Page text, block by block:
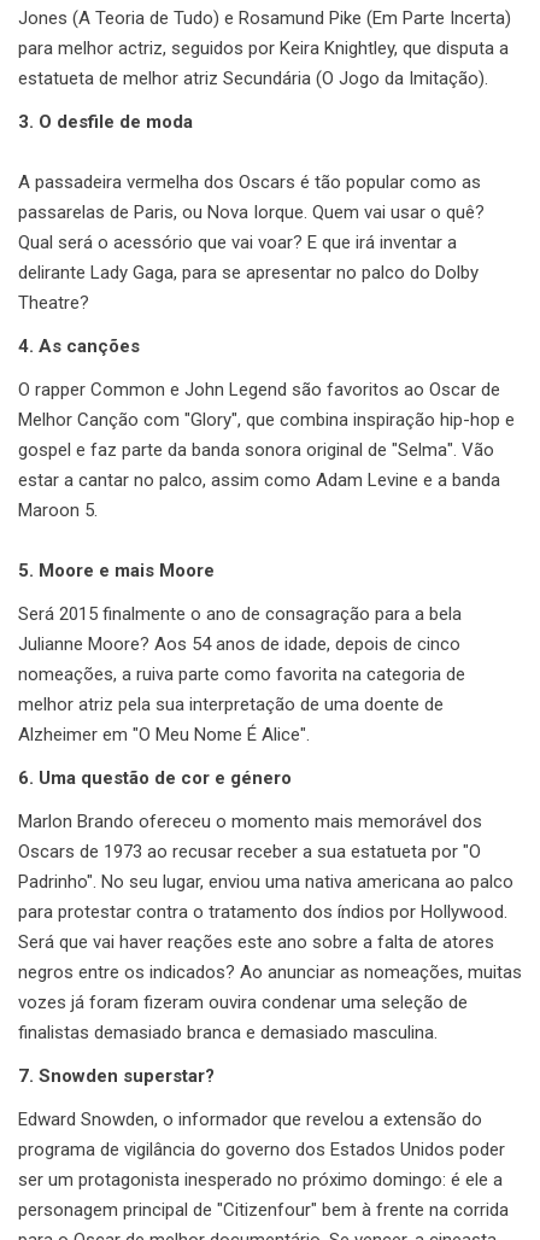
Jones (A Teoria de Tudo) e Rosamund Pike (Em Parte Incerta)
para melhor actriz, seguidos por Keira Knightley, que disputa a
estatueta de melhor atriz Secundária (O Jogo da Imitação).
3. O desfile de moda
A passadeira vermelha dos Oscars é tão popular como as
passarelas de Paris, ou Nova Iorque. Quem vai usar o quê?
Qual será o acessório que vai voar? E que irá inventar a
delirante Lady Gaga, para se apresentar no palco do Dolby
Theatre?
4. As canções
O rapper Common e John Legend são favoritos ao Oscar de
Melhor Canção com "Glory", que combina inspiração hip-hop e
gospel e faz parte da banda sonora original de "Selma". Vão
estar a cantar no palco, assim como Adam Levine e a banda
Maroon 5.
5. Moore e mais Moore
Será 2015 finalmente o ano de consagração para a bela
Julianne Moore? Aos 54 anos de idade, depois de cinco
nomeações, a ruiva parte como favorita na categoria de
melhor atriz pela sua interpretação de uma doente de
Alzheimer em "O Meu Nome É Alice".
6. Uma questão de cor e género
Marlon Brando ofereceu o momento mais memorável dos
Oscars de 1973 ao recusar receber a sua estatueta por "O
Padrinho". No seu lugar, enviou uma nativa americana ao palco
para protestar contra o tratamento dos índios por Hollywood.
Será que vai haver reações este ano sobre a falta de atores
negros entre os indicados? Ao anunciar as nomeações, muitas
vozes já foram fizeram ouvira condenar uma seleção de
finalistas demasiado branca e demasiado masculina.
7. Snowden superstar?
Edward Snowden, o informador que revelou a extensão do
programa de vigilância do governo dos Estados Unidos poder
ser um protagonista inesperado no próximo domingo: é ele a
personagem principal de "Citizenfour" bem à frente na corrida